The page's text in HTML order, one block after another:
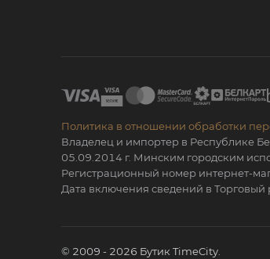
Политика в отношении обработки
Владелец и импортер в Республике
05.09.2014 г. Минским городским
Регистрационный номер интернет-
Дата включения сведений в
© 2009 - 2026 Бутик TimeCity.